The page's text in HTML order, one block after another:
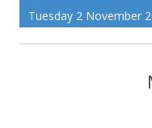
Tuesday 2 November